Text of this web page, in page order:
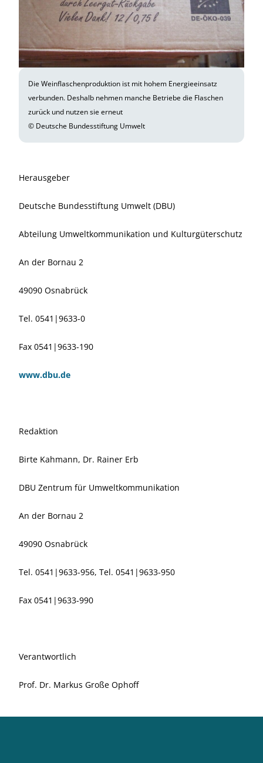
Die Weinflaschenproduktion ist mit hohem Energieeinsatz
verbunden. Deshalb nehmen manche Betriebe die Flaschen
zurück und nutzen sie erneut
© Deutsche Bundesstiftung Umwelt
Herausgeber
Deutsche Bundesstiftung Umwelt (DBU)
Abteilung Umweltkommunikation und Kulturgüterschutz
An der Bornau 2
49090 Osnabrück
Tel. 0541|9633-0
Fax 0541|9633-190
www.dbu.de
Redaktion
Birte Kahmann, Dr. Rainer Erb
DBU Zentrum für Umweltkommunikation
An der Bornau 2
49090 Osnabrück
Tel. 0541|9633-956, Tel. 0541|9633-950
Fax 0541|9633-990
Verantwortlich
Prof. Dr. Markus Große Ophoff